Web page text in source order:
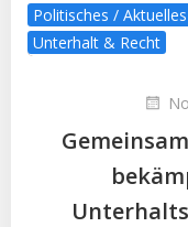
Politisches / Aktuelles
Unterhalt & Recht